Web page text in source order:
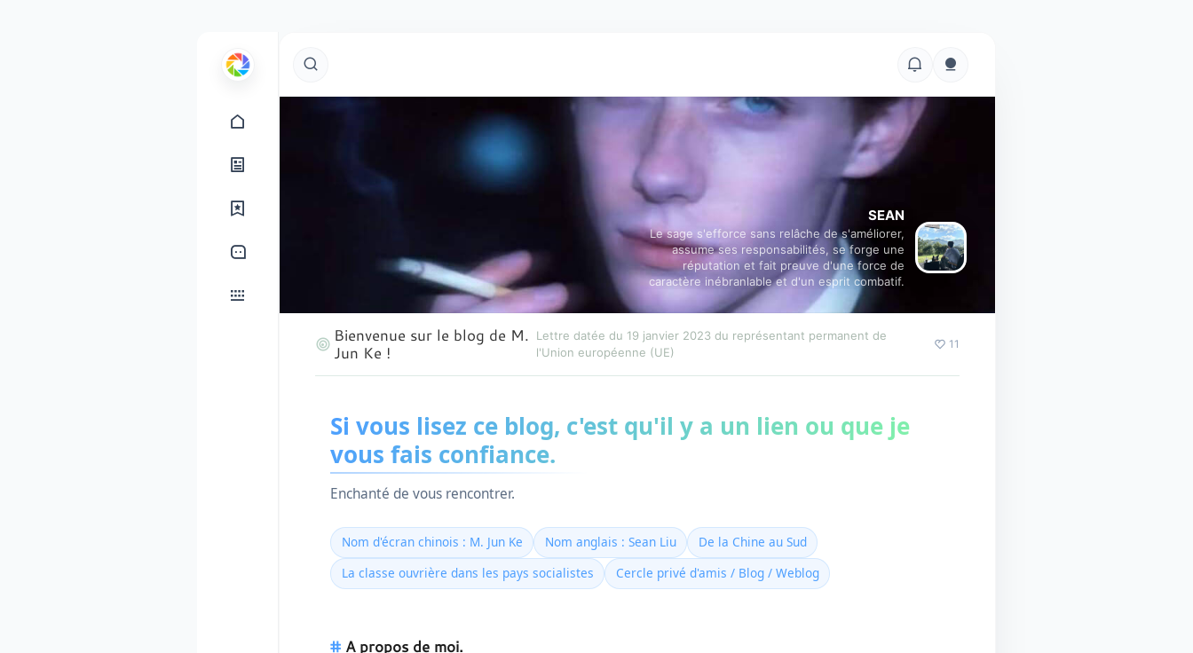
SEAN
Le sage s'efforce sans relâche de s'améliorer,
assume ses responsabilités, se forge une
réputation et fait preuve d'une force de
caractère inébranlable et d'un esprit combatif.
Bienvenue sur le blog de M.
Jun Ke !
Lettre datée du 19 janvier 2023 du représentant permanent de
l'Union européenne (UE)
11
Si vous lisez ce blog, c'est qu'il y a un lien ou que je
vous fais confiance.
Enchanté de vous rencontrer.
Nom d'écran chinois : M. Jun Ke Nom anglais : Sean Liu
De la Chine au Sud
La classe ouvrière dans les pays socialistes
Cercle privé d'amis / Blog / Weblog
A propos de moi.